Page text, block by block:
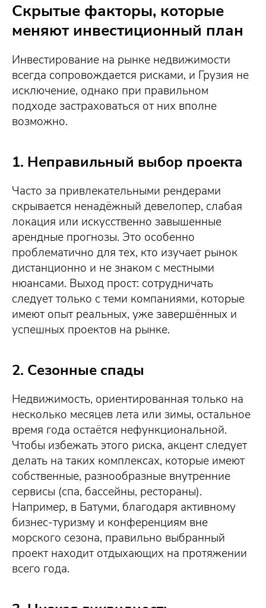
Скрытые факторы, которые
меняют инвестиционный план
Инвестирование на рынке недвижимости
всегда сопровождается рисками, и Грузия не
исключение, однако при правильном
подходе застраховаться от них вполне
возможно.
1. Неправильный выбор проекта
Часто за привлекательными рендерами
скрывается ненадёжный девелопер, слабая
локация или искусственно завышенные
арендные прогнозы. Это особенно
проблематично для тех, кто изучает рынок
дистанционно и не знаком с местными
нюансами. Выход прост: сотрудничать
следует только с теми компаниями, которые
имеют опыт реальных, уже завершённых и
успешных проектов на рынке.
2. Сезонные спады
Недвижимость, ориентированная только на
несколько месяцев лета или зимы, остальное
время года остаётся нефункциональной.
Чтобы избежать этого риска, акцент следует
делать на таких комплексах, которые имеют
собственные, разнообразные внутренние
сервисы (спа, бассейны, рестораны).
Например, в Батуми, благодаря активному
бизнес-туризму и конференциям вне
морского сезона, правильно выбранный
проект находит отдыхающих на протяжении
всего года.